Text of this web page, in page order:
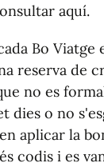
aquí.
Bo Viatge
reserva de
no es
dies o no
aplicar la
codis i es